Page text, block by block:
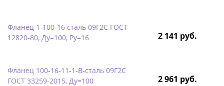
Фланец 1-100-16 сталь 09Г2С ГОСТ
12820-80, Ду=100, Ру=16
2 141 руб.
Фланец 100-16-11-1-B-сталь 09Г2С
ГОСТ 33259-2015, Ду=100
2 961 руб.